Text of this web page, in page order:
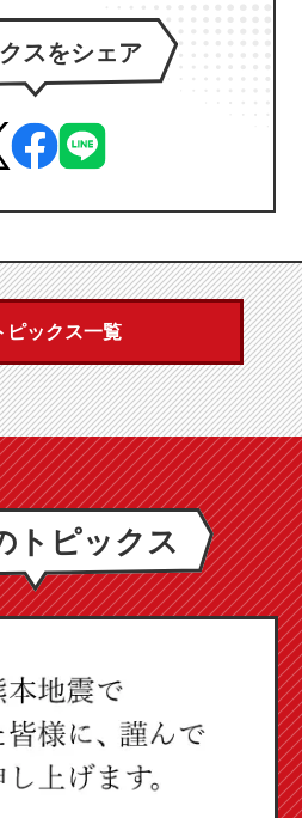
スをシェア
ピックス一覧
トピックス